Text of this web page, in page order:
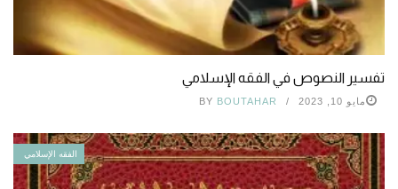
تفسير النصوص في الفقه الإسلامي
مايو 10, 2023 BY BOUTAHAR
الفقه الإسلامي